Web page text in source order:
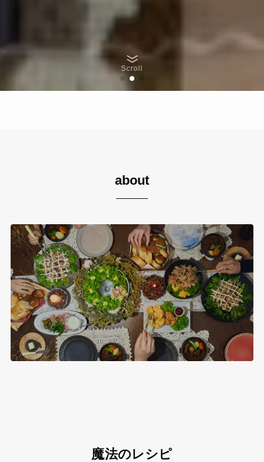
Scroll
about
魔法のレシピ